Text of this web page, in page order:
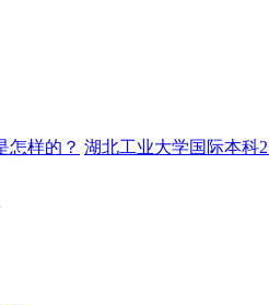
怎样的？ 湖北工业大学国际本科